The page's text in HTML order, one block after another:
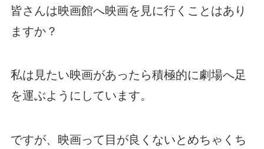
皆さんは映画館へ映画を見に行くことはあり
ますか？
私は見たい映画があったら積極的に劇場へ足
を運ぶようにしています。
ですが、映画って目が良くないとめちゃくち